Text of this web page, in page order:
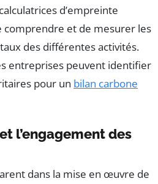
d’empreinte
et de mesurer les
des différentes activités.
entreprises peuvent identifier
pour un bilan carbone
l’engagement des
dans la mise en œuvre de